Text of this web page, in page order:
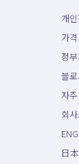
개
가격
정
블
자
회
日